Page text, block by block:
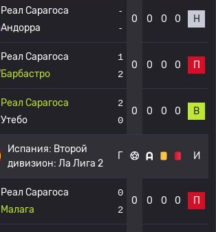
Реал Сарагоса
Андорра
-
-
0 0 0 0 Н
Реал Сарагоса
Барбастро
1
2
0 0 0 0 П
Реал Сарагоса
Утебо
2
0
0 0 0 0 В
Испания: Второй
дивизион: Ла Лига 2
Г И
Реал Сарагоса
Малага
0
2
0 0 0 0 П